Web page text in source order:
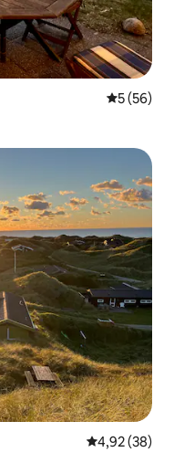
5 (56)
Évaluation
4,92 (38)